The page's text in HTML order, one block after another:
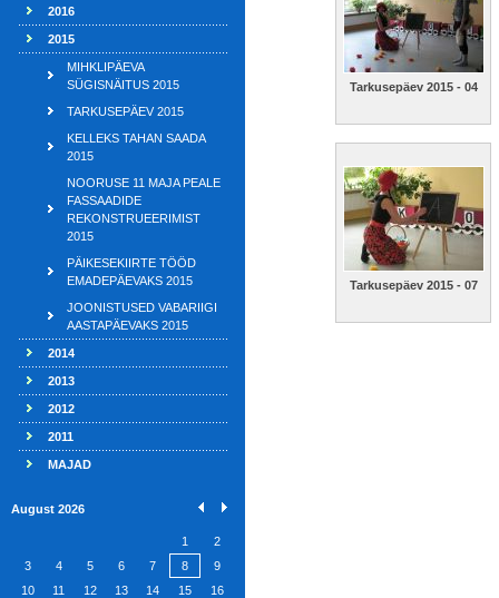
2016
2015
MIHKLIPÄEVA
SÜGISNÄITUS 2015
TARKUSEPÄEV 2015
KELLEKS TAHAN SAADA
2015
NOORUSE 11 MAJA PEALE
FASSAADIDE
REKONSTRUEERIMIST
2015
PÄIKESEKIIRTE TÖÖD
EMADEPÄEVAKS 2015
JOONISTUSED VABARIIGI
AASTAPÄEVAKS 2015
2014
2013
2012
2011
MAJAD
August 2026
1
2
3
4 5 6 7 8
9
10
11 12 13 14 15
16
Tarkusepäev 2015 - 04
Tarkusepäev 2015 - 07